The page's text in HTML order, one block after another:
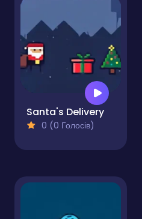
Santa's Delivery
0 (0 Голосів)